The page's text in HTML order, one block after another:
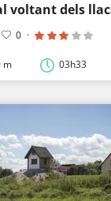
voltant dels
0 ·
m 03h33